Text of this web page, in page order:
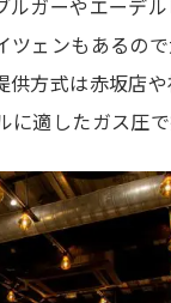
ガーやエーデ
ェンもあるの
方式は赤坂店
適したガス圧で